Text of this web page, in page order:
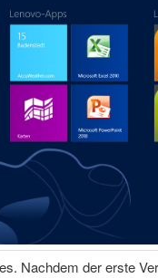
Nachdem der erste